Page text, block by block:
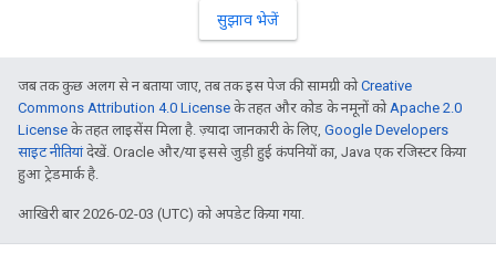
सुझाव भेजें
जब तक कुछ अलग से न बताया जाए, तब तक इस पेज की सामग्री कोCreative
Commons Attribution 4.0 License के तहत और कोड के नमूनों कोApache 2.0
License के तहत लाइसेंस मिला है. ज़्यादा जानकारी के लिए, Google Developers
साइट नीतियांदेखें. Oracle और/या इससे जुड़ी हुई कंपनियों का, Java एक रजिस्टर किया
हुआ ट्रेडमार्क है.
आखिरी बार 2026-02-03 (UTC) को अपडेट किया गया.